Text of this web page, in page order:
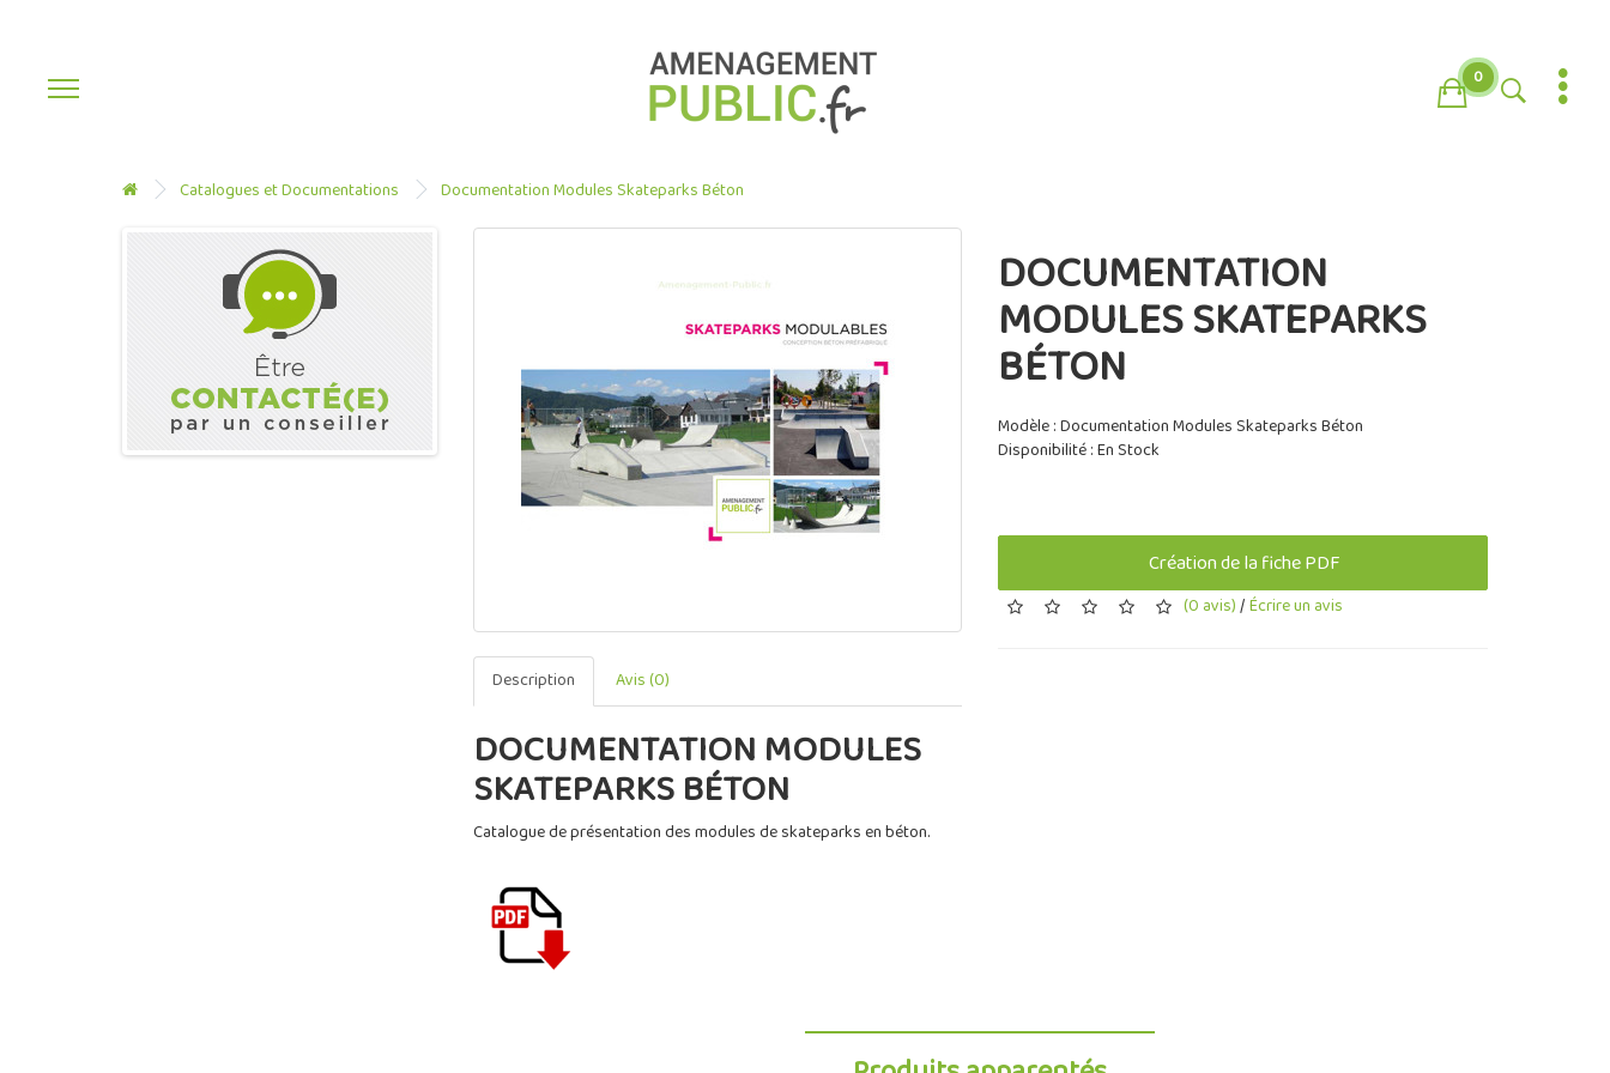
0
Catalogues et Documentations Documentation Modules Skateparks Béton
Description Avis (0)
DOCUMENTATION MODULES
SKATEPARKS BÉTON
Catalogue de présentation des modules de skateparks en béton.
DOCUMENTATION
MODULES SKATEPARKS
BÉTON
Modèle : Documentation Modules Skateparks Béton
Disponibilité : En Stock
Création de la fiche PDF
(0 avis)/Écrire un avis